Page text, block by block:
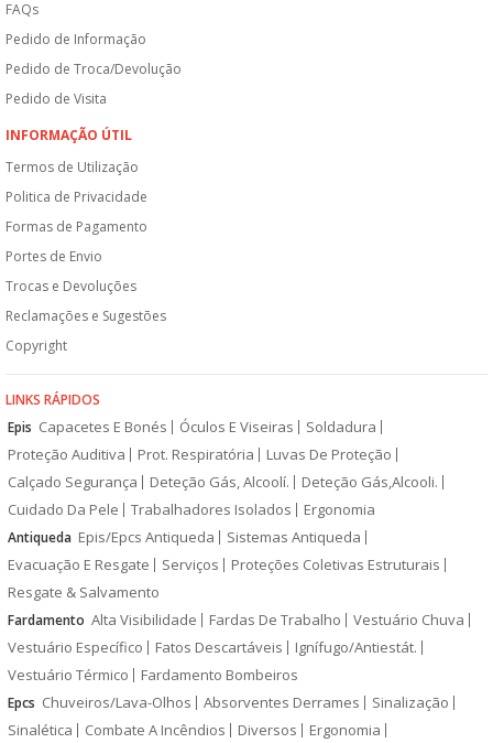
FAQs
Pedido de Informação
Pedido de Troca/Devolução
Pedido de Visita
INFORMAÇÃO ÚTIL
Termos de Utilização
Politica de Privacidade
Formas de Pagamento
Portes de Envio
Trocas e Devoluções
Reclamações e Sugestões
Copyright
LINKS RÁPIDOS
Epis Capacetes E Bonés Óculos E Viseiras
Soldadura
Proteção Auditiva
Prot. Respiratória
Luvas De Proteção
Calçado Segurança
Deteção Gás, Alcoolí.
Deteção Gás,Alcooli.
Cuidado Da Pele
Trabalhadores Isolados Ergonomia
Antiqueda Epis/Epcs Antiqueda
Sistemas Antiqueda
Evacuação E Resgate
Serviços
Proteções Coletivas Estruturais
Resgate & Salvamento
Fardamento Alta Visibilidade Fardas De Trabalho
Vestuário Chuva
Vestuário Específico
Fatos Descartáveis
Ignífugo/Antiestát.
Vestuário Térmico
Fardamento Bombeiros
Epcs Chuveiros/Lava-Olhos Absorventes Derrames
Sinalização
Sinalética
Combate A Incêndios Diversos
Ergonomia